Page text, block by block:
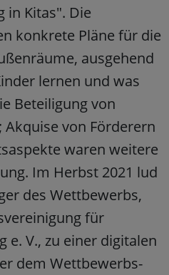
in Kitas". Die
konkrete Pläne für die
ausgehend
lernen und was
Beteiligung von
Akquise von Förderern
waren weitere
Im Herbst 2021 lud
des Wettbewerbs,
für
e. V., zu einer digitalen
dem Wettbewerbs-